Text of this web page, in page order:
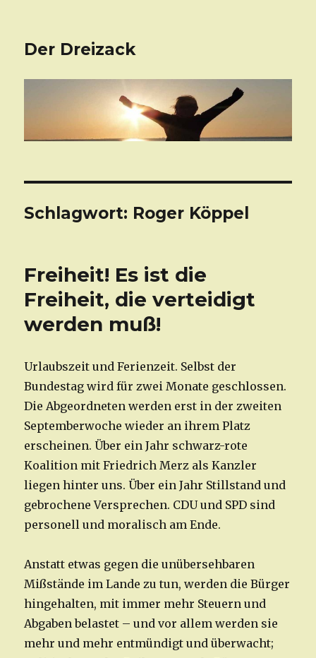
Der Dreizack
Schlagwort: Roger Köppel
Freiheit! Es ist die
Freiheit, die verteidigt
werden muß!
Urlaubszeit und Ferienzeit. Selbst der
Bundestag wird für zwei Monate geschlossen.
Die Abgeordneten werden erst in der zweiten
Septemberwoche wieder an ihrem Platz
erscheinen. Über ein Jahr schwarz-rote
Koalition mit Friedrich Merz als Kanzler
liegen hinter uns. Über ein Jahr Stillstand und
gebrochene Versprechen. CDU und SPD sind
personell und moralisch am Ende.
Anstatt etwas gegen die unübersehbaren
Mißstände im Lande zu tun, werden die Bürger
hingehalten, mit immer mehr Steuern und
Abgaben belastet – und vor allem werden sie
mehr und mehr entmündigt und überwacht;